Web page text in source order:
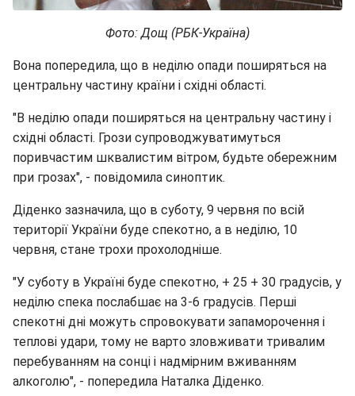
Фото: Дощ (РБК-Україна)
Вона попередила, що в неділю опади поширяться на
центральну частину країни і східні області.
"В неділю опади поширяться на центральну частину і
східні області. Грози супроводжуватимуться
поривчастим шквалистим вітром, будьте обережним
при грозах", - повідомила синоптик.
Діденко зазначила, що в суботу, 9 червня по всій
території України буде спекотно, а в неділю, 10
червня, стане трохи прохолодніше.
"У суботу в Україні буде спекотно, + 25 + 30 градусів, у
неділю спека послабшає на 3-6 градусів. Перші
спекотні дні можуть спровокувати запаморочення і
теплові удари, тому не варто зловживати тривалим
перебуванням на сонці і надмірним вживанням
алкоголю", - попередила Наталка Діденко.